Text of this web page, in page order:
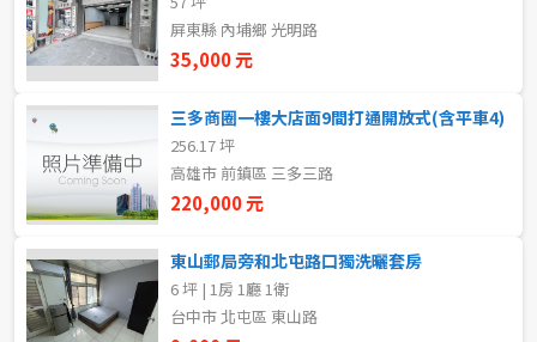
苗栗縣
南投縣
雲林縣
嘉義市
辦公 住辦 廠房
坪數
不拘
20~30 坪
屏東縣 內埔鄉 光明路
35,000 元
三多商圈一樓大店面9間打通開放式(含平車4)
256.17 坪
高雄市 前鎮區 三多三路
220,000 元
東山郵局旁和北屯路口獨洗曬套房
6 坪 | 1房 1廳 1衛
台中市 北屯區 東山路